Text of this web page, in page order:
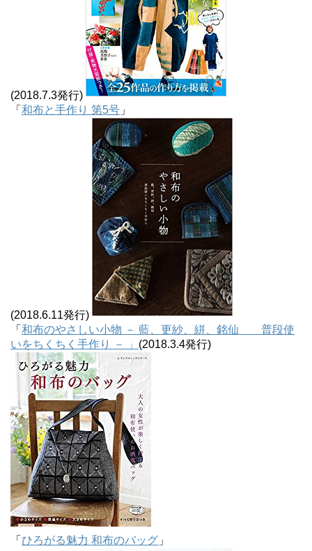
(2018.7.3発行)
「 和布と手作り 第5号 」
(2018.6.11発行)
「 和布のやさしい小物 － 藍、更紗、絣、銘仙 普段使
いをちくちく手作り － 」 (2018.3.4発行)
「 ひろがる魅力 和布のバッグ 」